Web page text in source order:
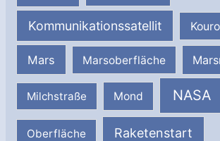
Kommunikationssatellit
Mars Marsoberfläche
Milchstraße Mond NASA
Oberfläche Raketenstart